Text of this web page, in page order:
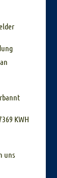
KWH
uns